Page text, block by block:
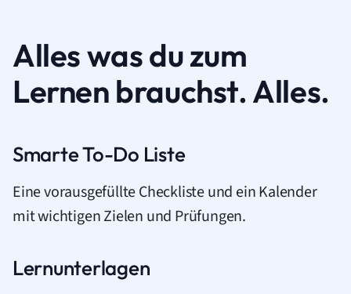
Alles was du zum
Lernen brauchst. Alles.
Smarte To-Do Liste
Eine vorausgefüllte Checkliste und ein Kalender
mit wichtigen Zielen und Prüfungen.
Lernunterlagen